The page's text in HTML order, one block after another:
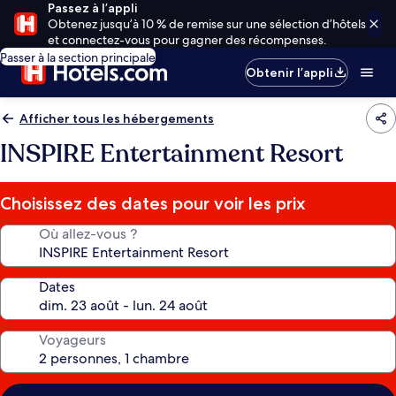
Passez à l’appli
Obtenez jusqu’à 10 % de remise sur une sélection d’hôtels
et connectez-vous pour gagner des récompenses.
Passer à la section principale
Obtenir l’appli
Afficher tous les hébergements
INSPIRE Entertainment Resort
Choisissez des dates pour voir les prix
Où allez-vous ?
Dates
Voyageurs